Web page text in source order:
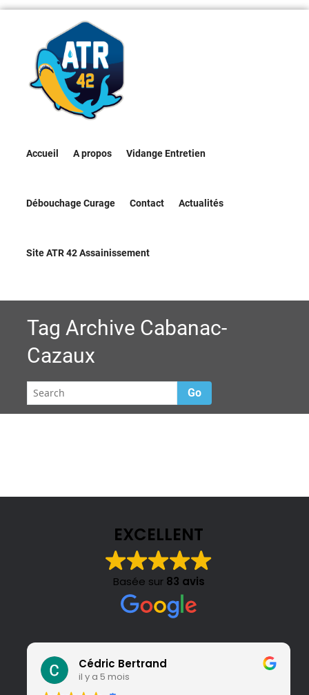
Accueil A propos Vidange Entretien
Débouchage Curage Contact Actualités
Site ATR 42 Assainissement
Tag Archive Cabanac-
Cazaux
Go
EXCELLENT
Basée sur 83 avis
Cédric Bertrand
il y a 5 mois